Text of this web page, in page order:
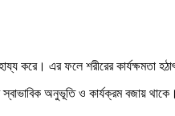
করে। এর ফলে শরীরের কার্যক্ষমতা
অনুভূতি ও কার্যক্রম বজায়